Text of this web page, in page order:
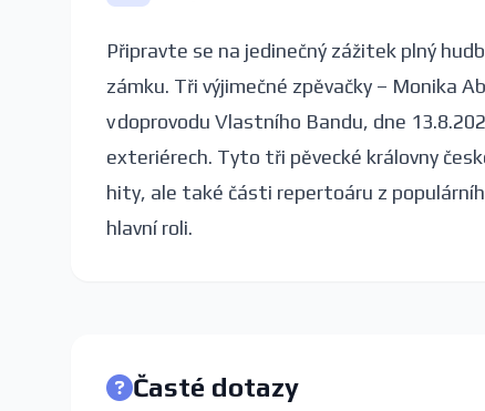
Připravte se na jedinečný zážitek plný
zámku. Tři výjimečné zpěvačky – Monika
v doprovodu Vlastního Bandu, dne
exteriérech. Tyto tři pěvecké královny
hity, ale také části repertoáru z
hlavní roli.
Časté dotazy